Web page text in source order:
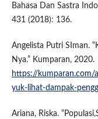
Bahasa Dan Sastra
431 (2018): 136.
Angelista Putri SIman.
Nya.” Kumparan, 2020.
https://kumparan.com/
yuk-lihat-dampak-
Ariana, Riska.